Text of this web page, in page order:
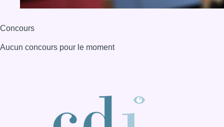
Concours
Aucun concours pour le moment